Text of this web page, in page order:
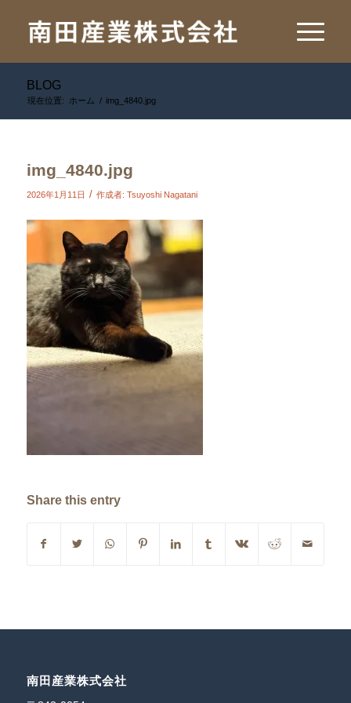
BLOG
現在位置: ホーム / img_4840.jpg
img_4840.jpg
2026年1月11日 / 作成者: Tsuyoshi Nagatani
Share this entry
南田産業株式会社